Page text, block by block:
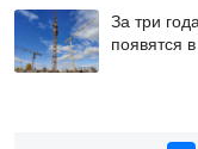
За три
появятся